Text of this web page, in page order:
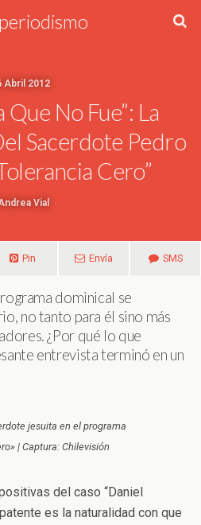
Abril 2012
No Fue”: La
Sacerdote Pedro
Cero”
Vial
Pin Envía SMS
dominical se
no tanto para él sino más
¿Por qué lo que
entrevista terminó en un
jesuita en el programa
| Captura: Chilevisión
del caso “Daniel
es la naturalidad con que